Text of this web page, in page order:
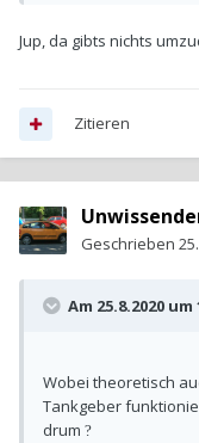
Jup, da gibts nichts
Zitieren
Geschrieben
Am 25.8.2020
Wobei theoretisch
Tankgeber
drum ?